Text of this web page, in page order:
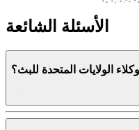
الأسئلة الشائعة
الولايات المتحدة للبث؟